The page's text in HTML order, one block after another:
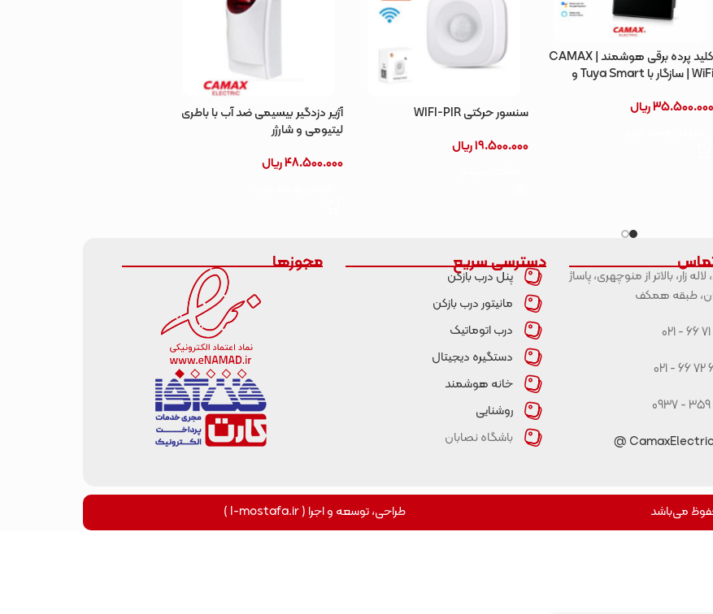
کلید پرده برقی هوشمند CAMAX |
WiFi | سازگار با Tuya Smart و
35.500.000ریال
سنسور حرکتی WIFI-PIR
19.500.000ریال
آژیر دزدگیر بیسیمی ضد آب با باطری
لیتیومی و شارژر
48.500.000ریال
لاله زار، بالاتر از منوچهری، پاساژ
طبقه همکف
دسترسی سریع
پنل درب بازکن
مانیتور درب بازکن
درب اتوماتیک
دستگیره دیجیتال
خانه هوشمند
روشنایی
باشگاه نصابان
مجوزها
می‌باشد طراحی، توسعه و اجرا ( I-mostafa.ir )